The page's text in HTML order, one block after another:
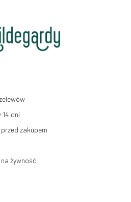
dostępu do swoich danych osobowych,
przetwarzania, wniesienia
z prawem przetwarzania, którego
jej cofnięciem. W tym celu możesz
ODO
dni
zakupem
żywność